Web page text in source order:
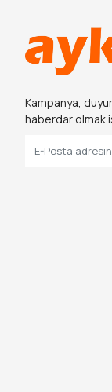
Kampanya,
haberdar olmak